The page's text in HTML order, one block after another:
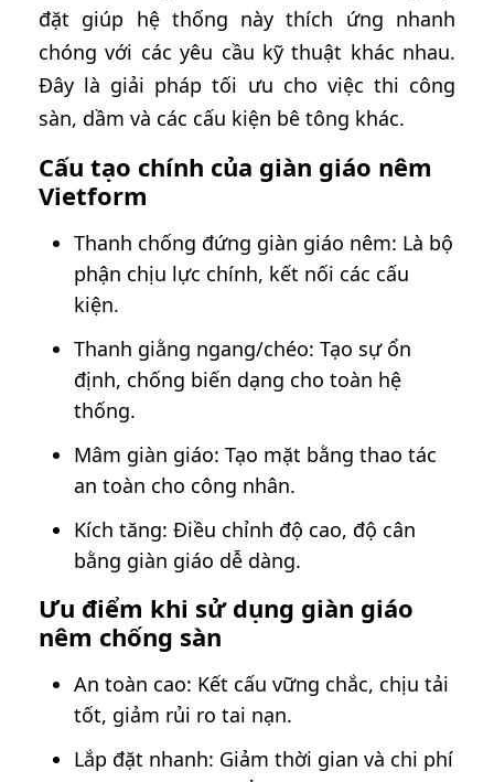
đặt giúp hệ thống này thích ứng nhanh
chóng với các yêu cầu kỹ thuật khác nhau.
Đây là giải pháp tối ưu cho việc thi công
sàn, dầm và các cấu kiện bê tông khác.
Cấu tạo chính của giàn giáo nêm
Vietform
Thanh chống đứng giàn giáo nêm: Là bộ
phận chịu lực chính, kết nối các cấu
kiện.
Thanh giằng ngang/chéo: Tạo sự ổn
định, chống biến dạng cho toàn hệ
thống.
Mâm giàn giáo: Tạo mặt bằng thao tác
an toàn cho công nhân.
Kích tăng: Điều chỉnh độ cao, độ cân
bằng giàn giáo dễ dàng.
Ưu điểm khi sử dụng giàn giáo
nêm chống sàn
An toàn cao: Kết cấu vững chắc, chịu tải
tốt, giảm rủi ro tai nạn.
Lắp đặt nhanh: Giảm thời gian và chi phí